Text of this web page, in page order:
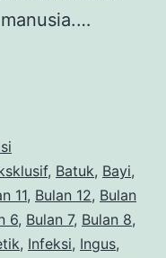
, Batuk, Bayi,
11, Bulan 12, Bulan
6, Bulan 7, Bulan 8,
, Infeksi, Ingus,